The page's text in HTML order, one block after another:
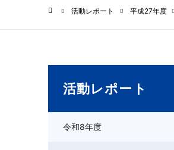
活動レポート 平成27年度
活動レポート
令和8年度